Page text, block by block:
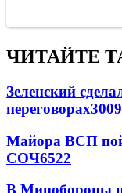
ЧИТАЙТЕ
Зеленский
переговорах
Майора ВСП
СОЧ6522